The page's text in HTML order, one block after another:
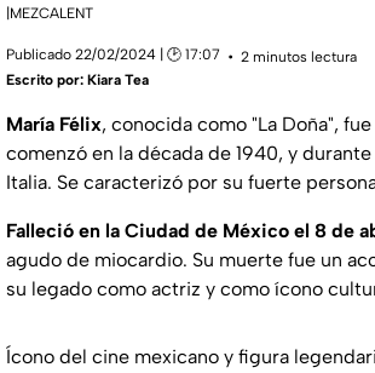
|MEZCALENT
Publicado 22/02/2024 | 🕑 17:07
2 minutos lectura
Escrito por: Kiara Tea
María Félix, conocida como "La Doña",
comenzó en la década de 1940, y
Italia. Se caracterizó por su fuerte
Falleció en la Ciudad de México el 8 de
agudo de miocardio. Su muerte fue un
su legado como actriz y como ícono
Ícono del cine mexicano y figura